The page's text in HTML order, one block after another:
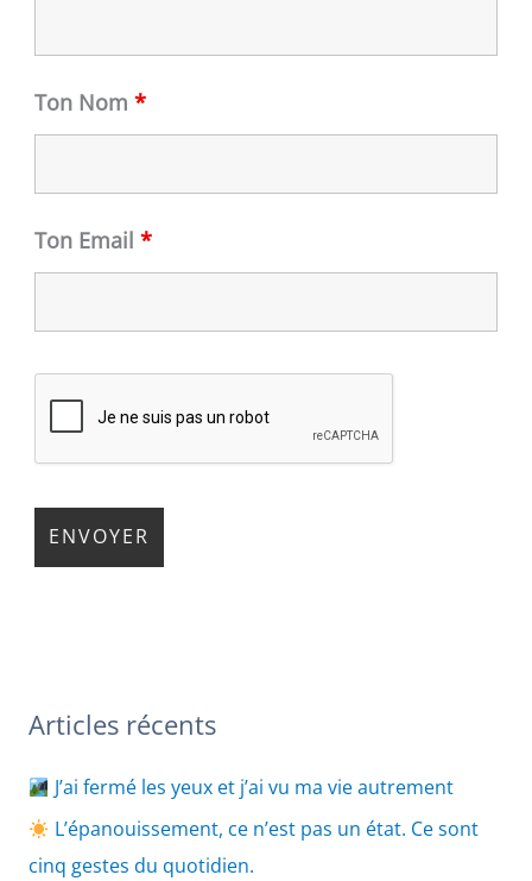
Ton Nom *
Ton Email *
Articles récents
J’ai fermé les yeux et j’ai vu ma vie autrement
L’épanouissement, ce n’est pas un état. Ce sont
cinq gestes du quotidien.